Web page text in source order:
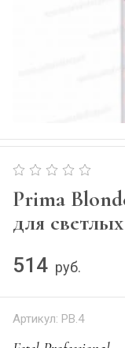
Prima
для
514 руб.
Артикул: PB.4